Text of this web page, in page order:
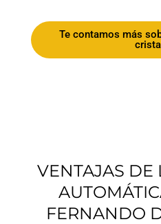
Te contamos más
cristal
VENTAJAS DE
FERNANDO